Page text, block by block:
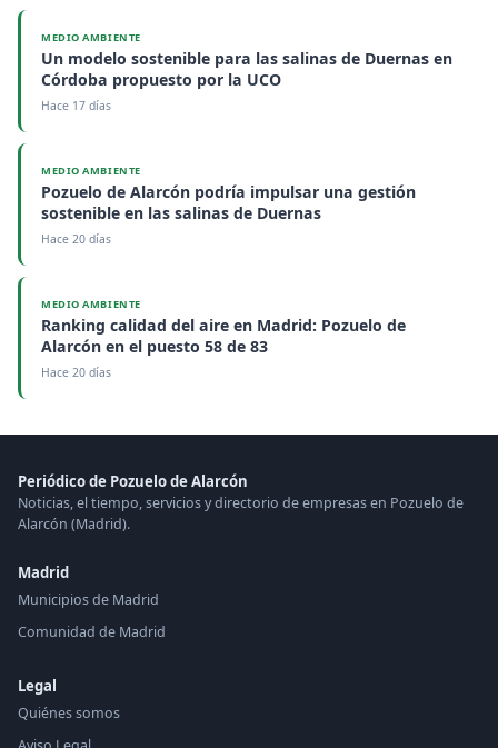
MEDIO AMBIENTE
Un modelo sostenible para las salinas de Duernas en
Córdoba propuesto por la UCO
Hace 17 días
MEDIO AMBIENTE
Pozuelo de Alarcón podría impulsar una gestión
sostenible en las salinas de Duernas
Hace 20 días
MEDIO AMBIENTE
Ranking calidad del aire en Madrid: Pozuelo de
Alarcón en el puesto 58 de 83
Hace 20 días
Periódico de Pozuelo de Alarcón
Noticias, el tiempo, servicios y directorio de empresas en Pozuelo de
Alarcón (Madrid).
Madrid
Municipios de Madrid
Comunidad de Madrid
Legal
Quiénes somos